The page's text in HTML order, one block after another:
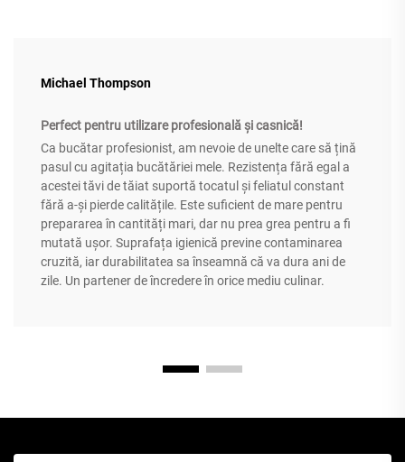
Michael Thompson
Perfect pentru utilizare profesională și casnică!
Ca bucătar profesionist, am nevoie de unelte care să țină
pasul cu agitația bucătăriei mele. Rezistența fără egal a
acestei tăvi de tăiat suportă tocatul și feliatul constant
fără a-și pierde calitățile. Este suficient de mare pentru
prepararea în cantități mari, dar nu prea grea pentru a fi
mutată ușor. Suprafața igienică previne contaminarea
cruzită, iar durabilitatea sa înseamnă că va dura ani de
zile. Un partener de încredere în orice mediu culinar.